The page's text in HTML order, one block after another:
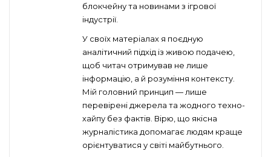
блокчейну та новинами з ігрової
індустрії.
У своїх матеріалах я поєдную
аналітичний підхід із живою подачею,
щоб читач отримував не лише
інформацію, а й розуміння контексту.
Мій головний принцип — лише
перевірені джерела та жодного техно-
хайпу без фактів. Вірю, що якісна
журналістика допомагає людям краще
орієнтуватися у світі майбутнього.